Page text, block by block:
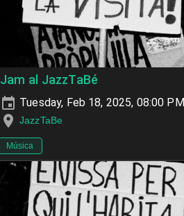
Jam al JazzTaBé
Tuesday, Feb 18, 2025, 08:00 PM
JazzTaBe
Música